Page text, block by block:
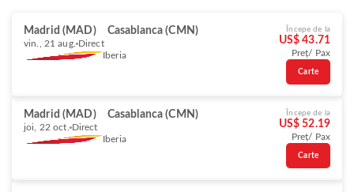
Madrid (MAD) Casablanca (CMN)
vin., 21 aug. Direct
Iberia
Începe de la
US$ 43.71
Preț/ Pax
Carte
Madrid (MAD) Casablanca (CMN)
joi, 22 oct. Direct
Iberia
Începe de la
US$ 52.19
Preț/ Pax
Carte